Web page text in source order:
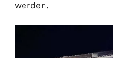
werden.